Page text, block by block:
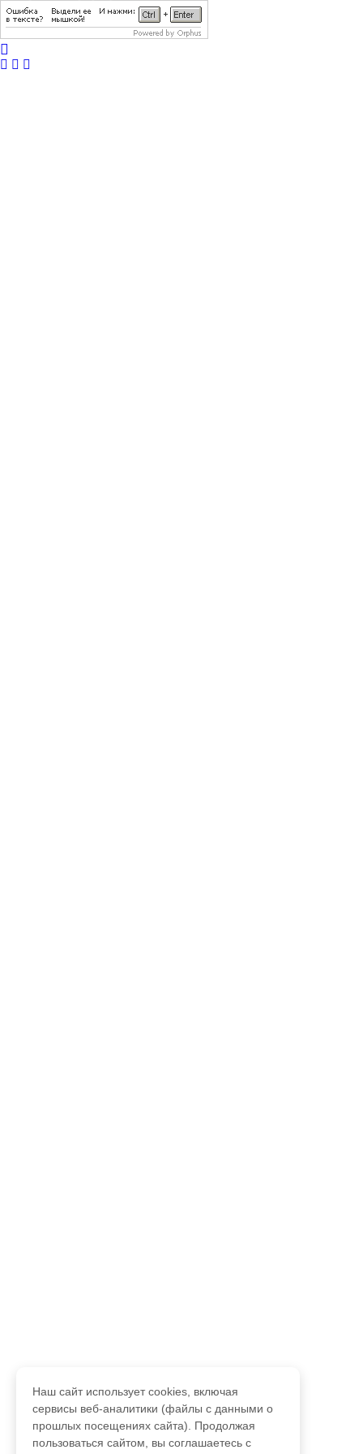
Наш сайт использует cookies, включая
сервисы веб-аналитики (файлы с данными о
прошлых посещениях сайта). Продолжая
пользоваться сайтом, вы соглашаетесь с